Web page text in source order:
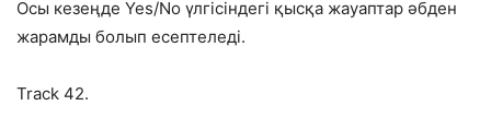
Осы кезеңде Yes/No үлгісіндегі қысқа жауаптар әбден
жарамды бо­лып есептеледі.
Track 42.